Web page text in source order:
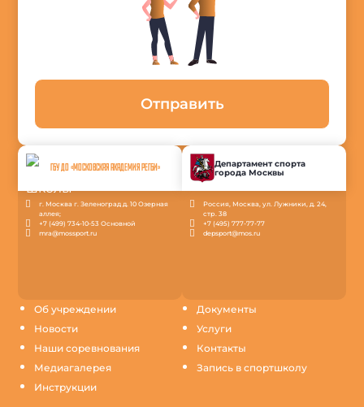
Об учреждении
Новости
Наши соревнования
Медиагалерея
Инструкции
Документы
Услуги
Контакты
Запись в спортшколу
Отправить
ГБУ ДО «МОСКОВСКАЯ АКАДЕМИЯ РЕГБИ»
г. Москва г. Зеленоград д. 10 Озерная
аллея;
+7 (499) 734-10-53 Основной
mra@mossport.ru
Департамент спорта
города Москвы
Россия, Москва, ул. Лужники, д. 24,
стр. 38
+7 (495) 777-77-77
depsport@mos.ru